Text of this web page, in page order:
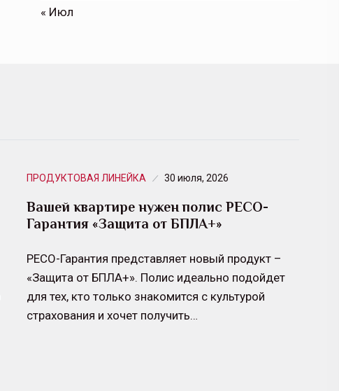
« Июл
ПРОДУКТОВАЯ ЛИНЕЙКА 30 июля, 2026
Вашей квартире нужен полис РЕСО-
Гарантия «Защита от БПЛА+»
РЕСО-Гарантия представляет новый продукт –
«Защита от БПЛА+». Полис идеально подойдет
для тех, кто только знакомится с культурой
страхования и хочет получить…